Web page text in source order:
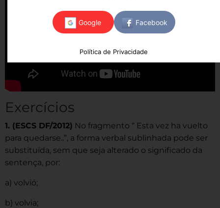
Exercícios
1. (ESCS DF/2012) No fragmento “ Esta vez ha vuelto
para quedarse..”, a forma verbal sublinhada pode ser
substituída, sem que seja alterado o significado da
sentença, por:
a) volvió;
b) volvia;
Política de Privacidade